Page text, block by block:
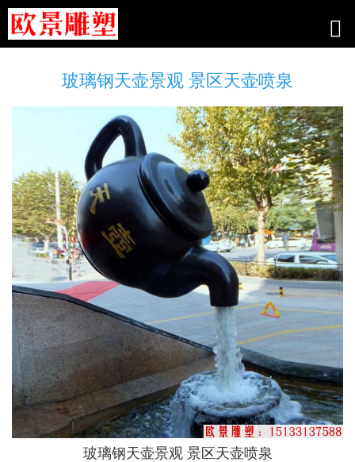
玻璃钢天壶景观 景区天壶喷泉
玻璃钢天壶景观 景区天壶喷泉